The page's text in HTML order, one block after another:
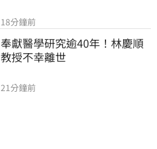
18分鐘前
奉獻醫學研究逾40年！林慶順
教授不幸離世
21分鐘前